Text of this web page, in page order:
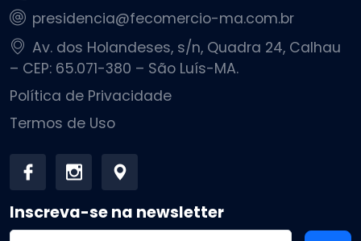
presidencia@fecomercio-ma.com.br
Av. dos Holandeses, s/n, Quadra 24, Calhau
– CEP: 65.071-380 – São Luís-MA.
Política de Privacidade
Termos de Uso
Inscreva-se na newsletter